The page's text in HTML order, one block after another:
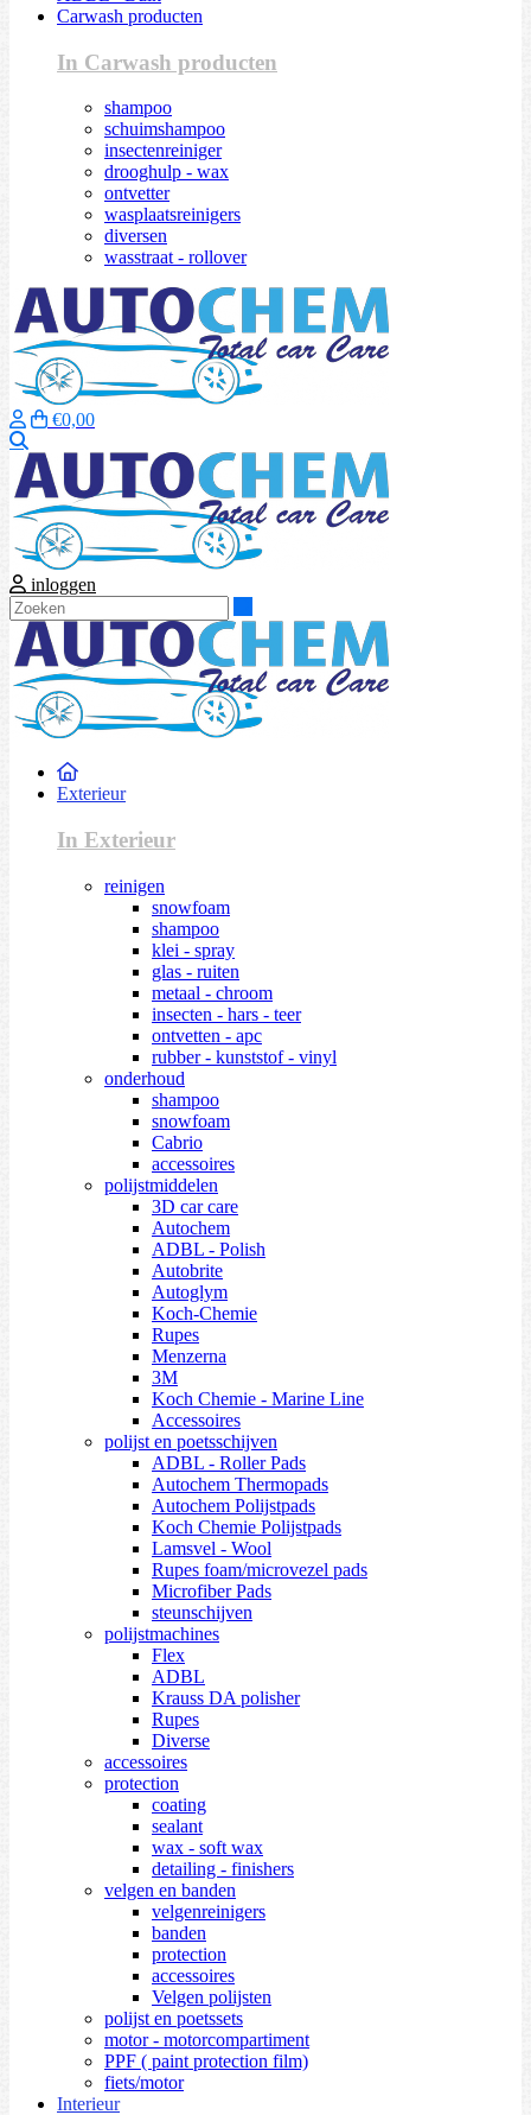
Carwash producten
In Carwash producten
shampoo
schuimshampoo
insectenreiniger
drooghulp - wax
ontvetter
wasplaatsreinigers
diversen
wasstraat - rollover
€0,00
inloggen
Exterieur
In Exterieur
reinigen
snowfoam
shampoo
klei - spray
glas - ruiten
metaal - chroom
insecten - hars - teer
ontvetten - apc
rubber - kunststof - vinyl
onderhoud
shampoo
snowfoam
Cabrio
accessoires
polijstmiddelen
3D car care
Autochem
ADBL - Polish
Autobrite
Autoglym
Koch-Chemie
Rupes
Menzerna
3M
Koch Chemie - Marine Line
Accessoires
polijst en poetsschijven
ADBL - Roller Pads
Autochem Thermopads
Autochem Polijstpads
Koch Chemie Polijstpads
Lamsvel - Wool
Rupes foam/microvezel pads
Microfiber Pads
steunschijven
polijstmachines
Flex
ADBL
Krauss DA polisher
Rupes
Diverse
accessoires
protection
coating
sealant
wax - soft wax
detailing - finishers
velgen en banden
velgenreinigers
banden
protection
accessoires
Velgen polijsten
polijst en poetssets
motor - motorcompartiment
PPF ( paint protection film)
fiets/motor
Interieur